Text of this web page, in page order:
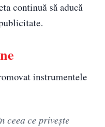
continuă să aducă
instrumentele
ceea ce privește